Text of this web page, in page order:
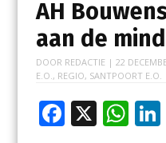
AH
aan de
DOOR REDACTIE | 22
E.O. , REGIO, SANTPOORT E.O.
F X W